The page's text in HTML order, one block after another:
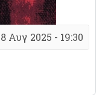
Αυγ 2025 - 19:30